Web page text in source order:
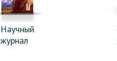
Научный
журнал